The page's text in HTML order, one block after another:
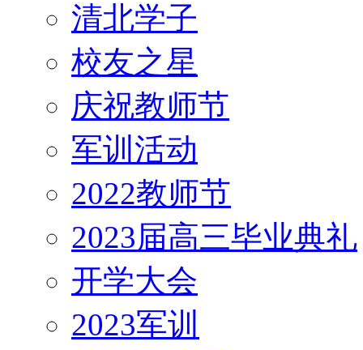
清北学子
校友之星
庆祝教师节
军训活动
2022教师节
2023届高三毕业典礼
开学大会
2023军训